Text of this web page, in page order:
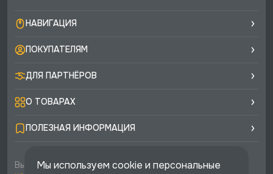
НАВИГАЦИЯ
ПОКУПАТЕЛЯМ
ДЛЯ ПАРТНЁРОВ
О ТОВАРАХ
ПОЛЕЗНАЯ ИНФОРМАЦИЯ
Вы соглашаетесь с условиямиполитики
Мы используем cookie и персональные